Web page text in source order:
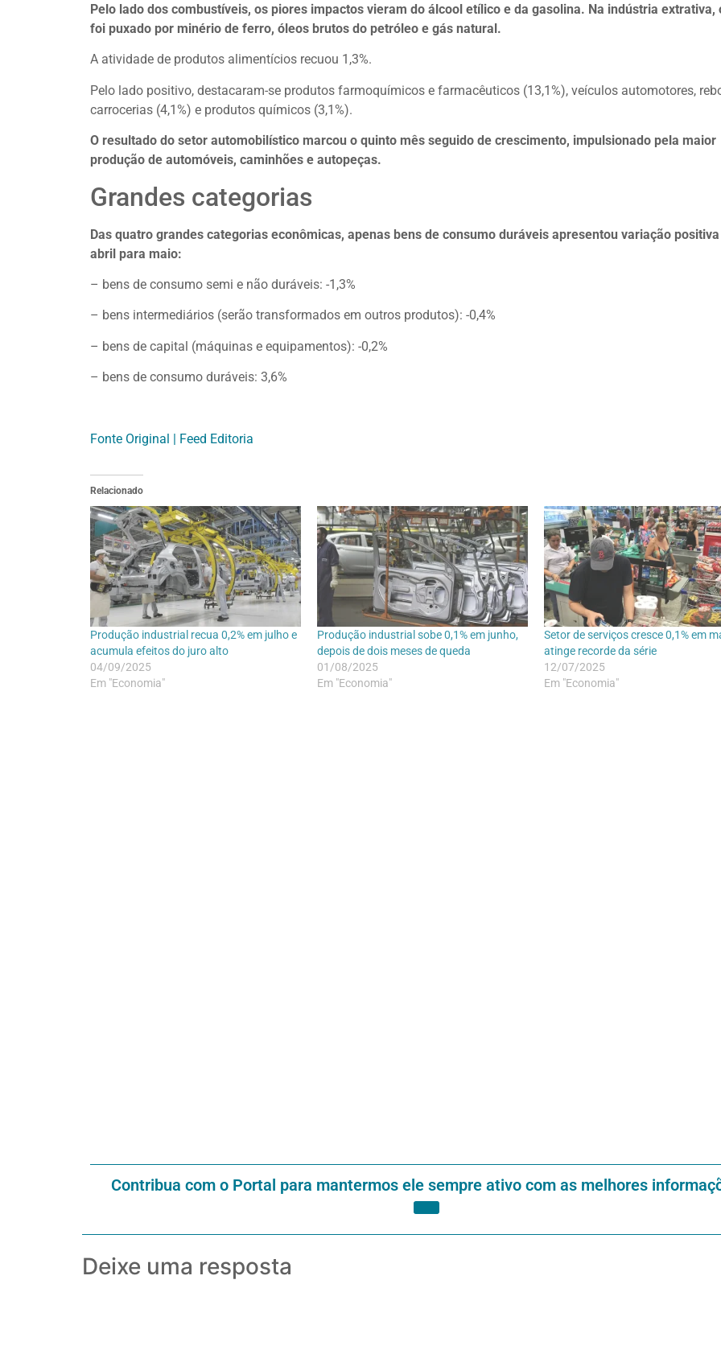
Pelo lado dos combustíveis, os piores impactos vieram do álcool etílico e da gasolina. Na indústria extrativa,
foi puxado por minério de ferro, óleos brutos do petróleo e gás natural.
A atividade de produtos alimentícios recuou 1,3%.
Pelo lado positivo, destacaram-se produtos farmoquímicos e farmacêuticos (13,1%), veículos automotores,
carrocerias (4,1%) e produtos químicos (3,1%).
O resultado do setor automobilístico marcou o quinto mês seguido de crescimento, impulsionado pela maior
produção de automóveis, caminhões e autopeças.
Grandes categorias
Das quatro grandes categorias econômicas, apenas bens de consumo duráveis apresentou variação
abril para maio:
– bens de consumo semi e não duráveis: -1,3%
– bens intermediários (serão transformados em outros produtos): -0,4%
– bens de capital (máquinas e equipamentos): -0,2%
– bens de consumo duráveis: 3,6%
Fonte Original | Feed Editoria
Relacionado
Produção industrial recua 0,2% em julho e
acumula efeitos do juro alto
04/09/2025
Em "Economia"
Produção industrial sobe 0,1% em junho,
depois de dois meses de queda
01/08/2025
Em "Economia"
Setor de serviços cresce 0,1% em
atinge recorde da série
12/07/2025
Em "Economia"
Contribua com o Portal para mantermos ele sempre ativo com as melhores
Deixe uma resposta